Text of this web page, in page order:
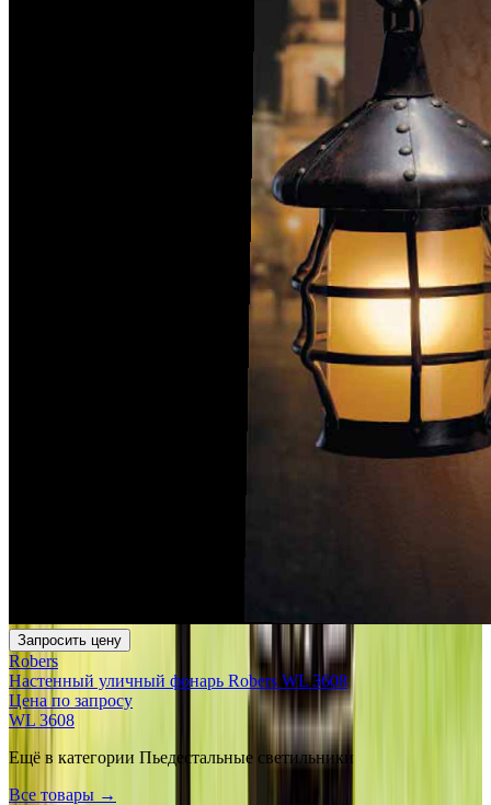
Запросить цену
Robers
Настенный уличный фонарь Robers WL 3608
Цена по запросу
WL 3608
Ещё в категории Пьедестальные светильники
Все товары →